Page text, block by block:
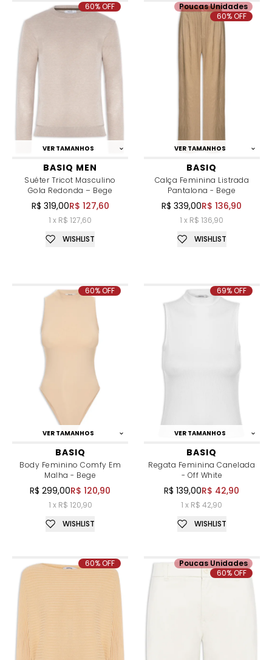
VER TAMANHOS
BASIQ MEN
Suéter Tricot Masculino
Gola Redonda – Bege
R$ 319,00R$ 127,60
1 x R$ 127,60
60% OFF
WISHLIST
VER TAMANHOS
BASIQ
Calça Feminina Listrada
Pantalona - Bege
R$ 339,00R$ 136,90
1 x R$ 136,90
Poucas Unidades
60% OFF
WISHLIST
VER TAMANHOS
BASIQ
Body Feminino Comfy Em
Malha - Bege
R$ 299,00R$ 120,90
1 x R$ 120,90
60% OFF
WISHLIST
VER TAMANHOS
BASIQ
Regata Feminina Canelada
- Off White
R$ 139,00R$ 42,90
1 x R$ 42,90
69% OFF
WISHLIST
60% OFF
Poucas Unidades
60% OFF